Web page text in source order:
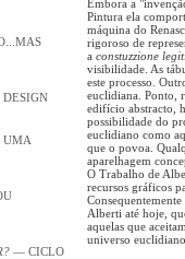
DESIGN
UMA
— CICLO
Embora a
Pintura ela
máquina do
rigoroso de
a constuzzione
visibilidade. As
este processo.
euclidiana. Ponto,
edifício abstracto,
possibilidade do
euclidiano como
que o povoa.
aparelhagem
O Trabalho de
recursos gráficos
Consequentemente
Alberti até hoje,
aquelas que
universo euclidiano